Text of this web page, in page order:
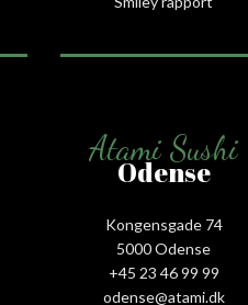
Atami Sushi
Odense
Kongensgade 74
5000 Odense
+45 23 46 99 99
odense@atami.dk